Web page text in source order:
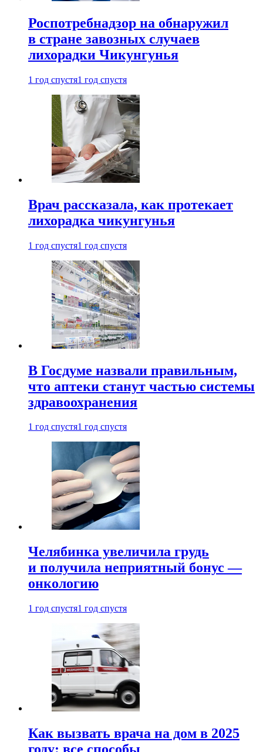
Роспотребнадзор на обнаружил
в стране завозных случаев
лихорадки Чикунгунья
1 год спустя1 год спустя
Врач рассказала, как протекает
лихорадка чикунгунья
1 год спустя1 год спустя
В Госдуме назвали правильным,
что аптеки станут частью системы
здравоохранения
1 год спустя1 год спустя
Челябинка увеличила грудь
и получила неприятный бонус —
онкологию
1 год спустя1 год спустя
Как вызвать врача на дом в 2025